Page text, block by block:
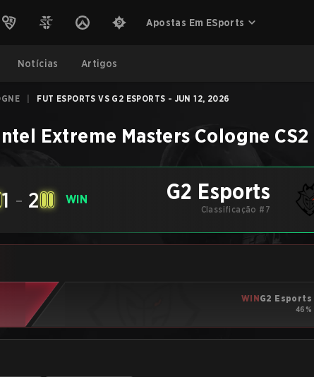
Apostas Em ESports
Notícias Artigos
FUT ESPORTS VS G2 ESPORTS - JUN 12, 2026
Extreme Masters Cologne CS2
1 - 2 WIN G2 Esports
Classificação #7
WING2 Esports
46%